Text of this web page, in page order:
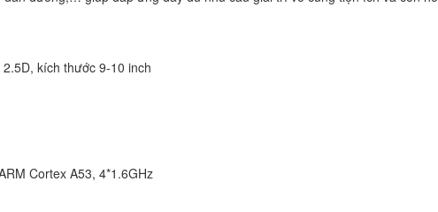
kích thước 9-10 inch
Cortex A53, 4*1.6GHz